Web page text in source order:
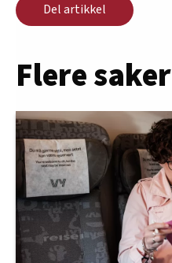
Del artikkel
Flere saker